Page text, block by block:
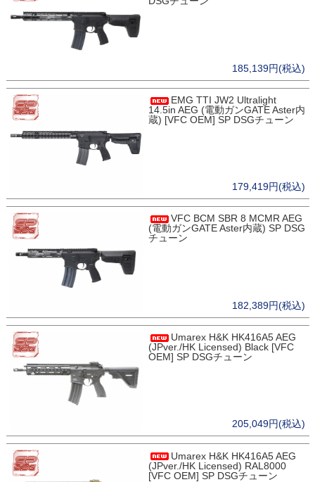
185,139円(税込)
EMG TTI JW2 Ultralight
14.5in AEG (電動ガンGATE Aster内
蔵) [VFC OEM] SP DSGチューン
179,419円(税込)
VFC BCM SBR 8 MCMR AEG
(電動ガンGATE Aster内蔵) SP DSG
チューン
182,389円(税込)
Umarex H&K HK416A5 AEG
(JPver./HK Licensed) Black [VFC
OEM] SP DSGチューン
205,049円(税込)
Umarex H&K HK416A5 AEG
(JPver./HK Licensed) RAL8000
[VFC OEM] SP DSGチューン